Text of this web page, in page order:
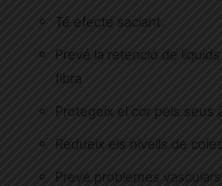
Té efecte saciant.
Prevé la retenció de
fibra
Protegeix el cor pels seus
Redueix els nivells de
Prevé problemes vasculars